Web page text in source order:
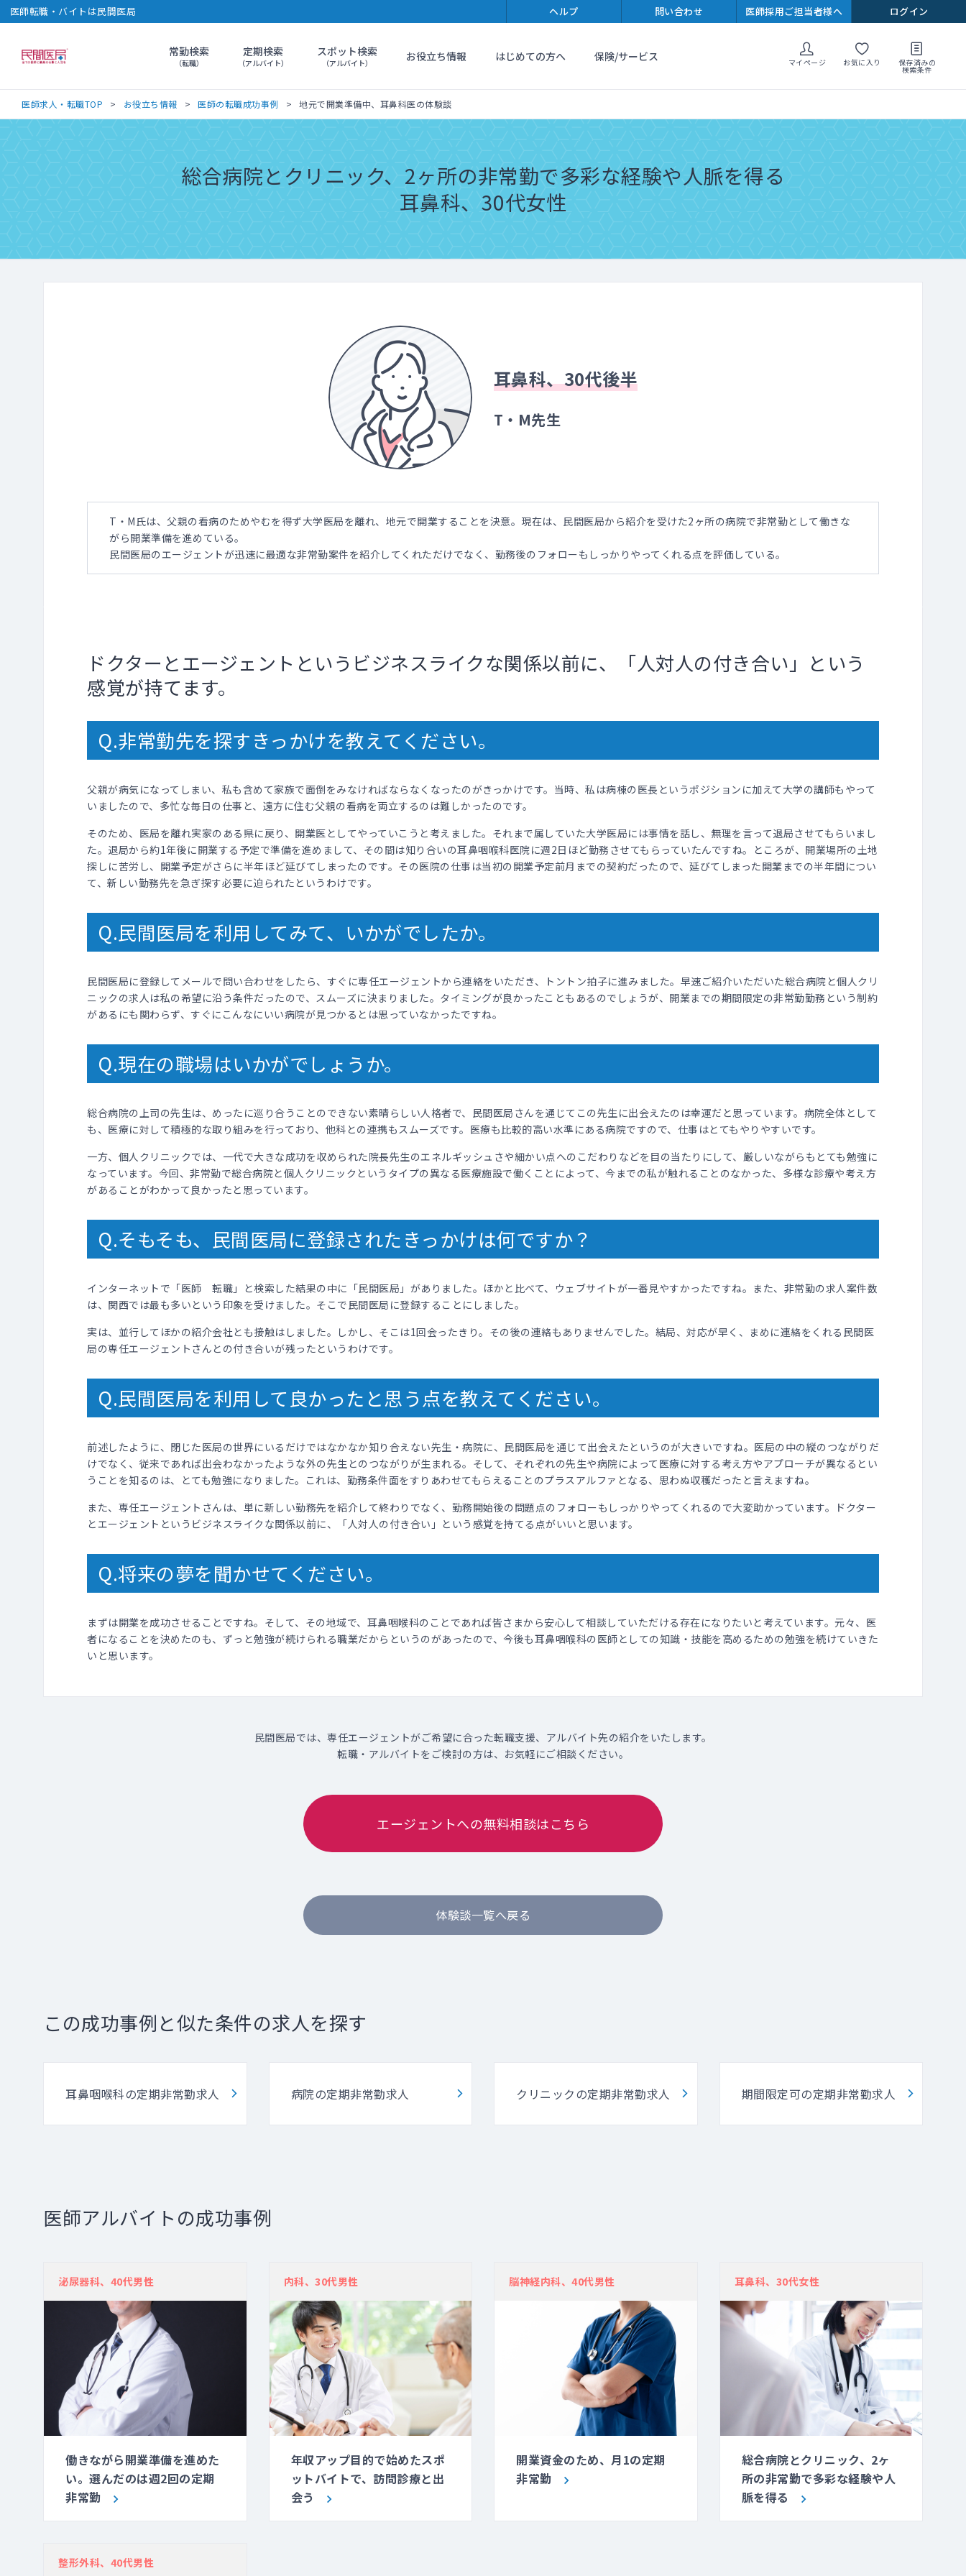
医師転職・バイトは民間医局 ヘルプ 問い合わせ 医師採用ご担当者様へ ログイン
民間医局常勤検索
（転職）
定期検索
（アルバイト）
スポット検索
（アルバイト） お役立ち情報 はじめての方へ 保険/サービス マイページ お気に入り 保存済みの
検索条件
医師求人・転職TOP お役立ち情報 医師の転職成功事例 地元で開業準備中、耳鼻科医の体験談
総合病院とクリニック、2ヶ所の非常勤で多彩な経験や人脈を得る
耳鼻科、30代女性
耳鼻科、30代後半
T・M先生
T・M氏は、父親の看病のためやむを得ず大学医局を離れ、地元で開業することを決意。現在は、民間医局から紹介を受けた2ヶ所の病院で非常勤として働きな
がら開業準備を進めている。
民間医局のエージェントが迅速に最適な非常勤案件を紹介してくれただけでなく、勤務後のフォローもしっかりやってくれる点を評価している。
ドクターとエージェントというビジネスライクな関係以前に、「人対人の付き合い」という
感覚が持てます。
Q.非常勤先を探すきっかけを教えてください。
父親が病気になってしまい、私も含めて家族で面倒をみなければならなくなったのがきっかけです。当時、私は病棟の医長というポジションに加えて大学の講師もやって
いましたので、多忙な毎日の仕事と、遠方に住む父親の看病を両立するのは難しかったのです。
そのため、医局を離れ実家のある県に戻り、開業医としてやっていこうと考えました。それまで属していた大学医局には事情を話し、無理を言って退局させてもらいまし
た。退局から約1年後に開業する予定で準備を進めまして、その間は知り合いの耳鼻咽喉科医院に週2日ほど勤務させてもらっていたんですね。ところが、開業場所の土地
探しに苦労し、開業予定がさらに半年ほど延びてしまったのです。その医院の仕事は当初の開業予定前月までの契約だったので、延びてしまった開業までの半年間につい
て、新しい勤務先を急ぎ探す必要に迫られたというわけです。
Q.民間医局を利用してみて、いかがでしたか。
民間医局に登録してメールで問い合わせをしたら、すぐに専任エージェントから連絡をいただき、トントン拍子に進みました。早速ご紹介いただいた総合病院と個人クリ
ニックの求人は私の希望に沿う条件だったので、スムーズに決まりました。タイミングが良かったこともあるのでしょうが、開業までの期間限定の非常勤勤務という制約
があるにも関わらず、すぐにこんなにいい病院が見つかるとは思っていなかったですね。
Q.現在の職場はいかがでしょうか。
総合病院の上司の先生は、めったに巡り合うことのできない素晴らしい人格者で、民間医局さんを通じてこの先生に出会えたのは幸運だと思っています。病院全体として
も、医療に対して積極的な取り組みを行っており、他科との連携もスムーズです。医療も比較的高い水準にある病院ですので、仕事はとてもやりやすいです。
一方、個人クリニックでは、一代で大きな成功を収められた院長先生のエネルギッシュさや細かい点へのこだわりなどを目の当たりにして、厳しいながらもとても勉強に
なっています。今回、非常勤で総合病院と個人クリニックというタイプの異なる医療施設で働くことによって、今までの私が触れることのなかった、多様な診療や考え方
があることがわかって良かったと思っています。
Q.そもそも、民間医局に登録されたきっかけは何ですか？
インターネットで「医師 転職」と検索した結果の中に「民間医局」がありました。ほかと比べて、ウェブサイトが一番見やすかったですね。また、非常勤の求人案件数
は、関西では最も多いという印象を受けました。そこで民間医局に登録することにしました。
実は、並行してほかの紹介会社とも接触はしました。しかし、そこは1回会ったきり。その後の連絡もありませんでした。結局、対応が早く、まめに連絡をくれる民間医
局の専任エージェントさんとの付き合いが残ったというわけです。
Q.民間医局を利用して良かったと思う点を教えてください。
前述したように、閉じた医局の世界にいるだけではなかなか知り合えない先生・病院に、民間医局を通じて出会えたというのが大きいですね。医局の中の縦のつながりだ
けでなく、従来であれば出会わなかったような外の先生とのつながりが生まれる。そして、それぞれの先生や病院によって医療に対する考え方やアプローチが異なるとい
うことを知るのは、とても勉強になりました。これは、勤務条件面をすりあわせてもらえることのプラスアルファとなる、思わぬ収穫だったと言えますね。
また、専任エージェントさんは、単に新しい勤務先を紹介して終わりでなく、勤務開始後の問題点のフォローもしっかりやってくれるので大変助かっています。ドクター
とエージェントというビジネスライクな関係以前に、「人対人の付き合い」という感覚を持てる点がいいと思います。
Q.将来の夢を聞かせてください。
まずは開業を成功させることですね。そして、その地域で、耳鼻咽喉科のことであれば皆さまから安心して相談していただける存在になりたいと考えています。元々、医
者になることを決めたのも、ずっと勉強が続けられる職業だからというのがあったので、今後も耳鼻咽喉科の医師としての知識・技能を高めるための勉強を続けていきた
いと思います。
民間医局では、専任エージェントがご希望に合った転職支援、アルバイト先の紹介をいたします。
転職・アルバイトをご検討の方は、お気軽にご相談ください。
エージェントへの無料相談はこちら
体験談一覧へ戻る
この成功事例と似た条件の求人を探す
耳鼻咽喉科の定期非常勤求人 病院の定期非常勤求人 クリニックの定期非常勤求人 期間限定可の定期非常勤求人
医師アルバイトの成功事例
泌尿器科、40代男性
働きながら開業準備を進めた
い。選んだのは週2回の定期
非常勤
内科、30代男性
年収アップ目的で始めたスポ
ットバイトで、訪問診療と出
会う
脳神経内科、40代男性
開業資金のため、月1の定期
非常勤
耳鼻科、30代女性
総合病院とクリニック、2ヶ
所の非常勤で多彩な経験や人
脈を得る
整形外科、40代男性